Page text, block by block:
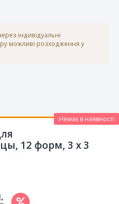
індивідуальні
можливі розходження у
12 форм, 3 x 3
Немає в наявності